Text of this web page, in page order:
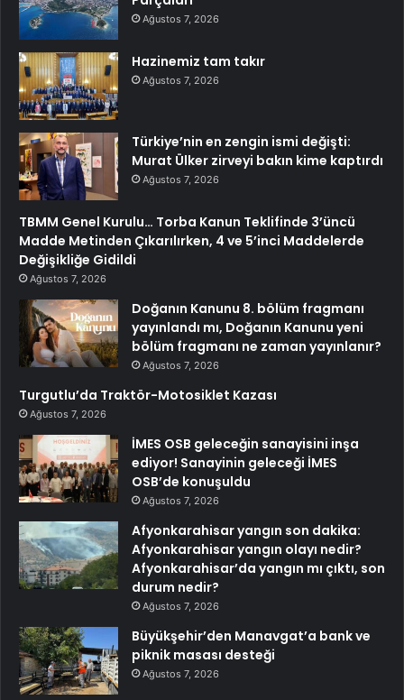
Ağustos 7, 2026
Hazinemiz tam takır
Ağustos 7, 2026
Türkiye’nin en zengin ismi değişti:
Murat Ülker zirveyi bakın kime kaptırdı
Ağustos 7, 2026
TBMM Genel Kurulu… Torba Kanun Teklifinde 3’üncü
Madde Metinden Çıkarılırken, 4 ve 5’inci Maddelerde
Değişikliğe Gidildi
Ağustos 7, 2026
Doğanın Kanunu 8. bölüm fragmanı
yayınlandı mı, Doğanın Kanunu yeni
bölüm fragmanı ne zaman yayınlanır?
Ağustos 7, 2026
Turgutlu’da Traktör-Motosiklet Kazası
Ağustos 7, 2026
İMES OSB geleceğin sanayisini inşa
ediyor! Sanayinin geleceği İMES
OSB’de konuşuldu
Ağustos 7, 2026
Afyonkarahisar yangın son dakika:
Afyonkarahisar yangın olayı nedir?
Afyonkarahisar’da yangın mı çıktı, son
durum nedir?
Ağustos 7, 2026
Büyükşehir’den Manavgat’a bank ve
piknik masası desteği
Ağustos 7, 2026